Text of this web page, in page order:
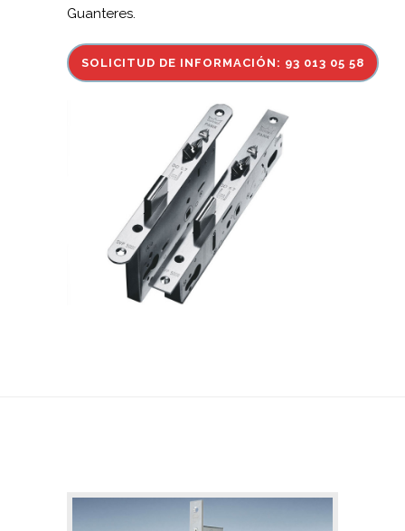
Guanteres.
SOLICITUD DE INFORMACIÓN: 93 013 05 58